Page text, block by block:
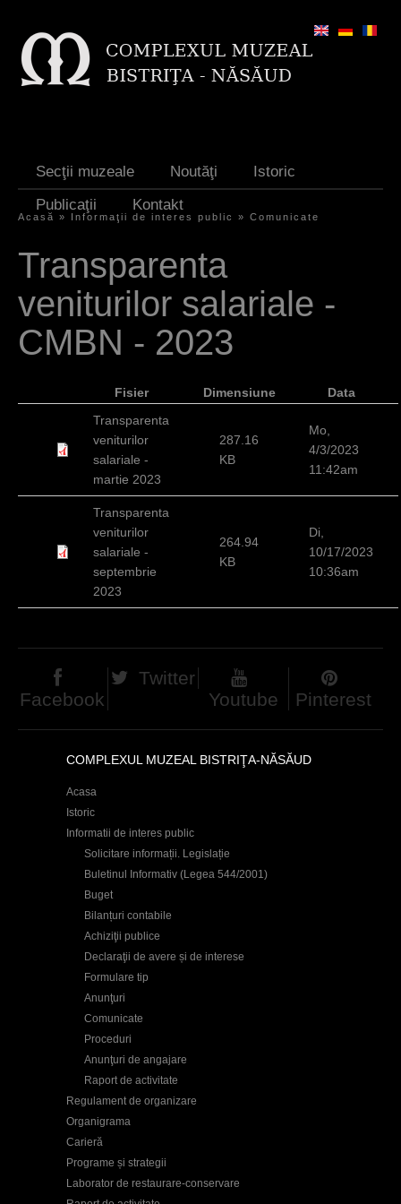
Secţii muzeale Noutăţi
Istoric
Publicaţii
Kontakt
e
s
Acasă » Informaţii de interes public » Comunicate
Transparenta
veniturilor salariale -
CMBN - 2023
Fisier Dimensiune
Data
Transparenta
veniturilor
salariale -
martie 2023
287.16
KB
Mo,
4/3/2023
11:42am
Transparenta
veniturilor
salariale -
septembrie
2023
264.94
KB
Di,
10/17/2023
10:36am
Facebook
Twitter
Youtube
Pinterest
COMPLEXUL MUZEAL BISTRIŢA-NĂSĂUD
Acasa
Istoric
Informatii de interes public
Solicitare informații. Legislație
Buletinul Informativ (Legea 544/2001)
Buget
Bilanțuri contabile
Achiziţii publice
Declaraţii de avere și de interese
Formulare tip
Anunţuri
Comunicate
Proceduri
Anunţuri de angajare
Raport de activitate
Regulament de organizare
Organigrama
Carieră
Programe și strategii
Laborator de restaurare-conservare